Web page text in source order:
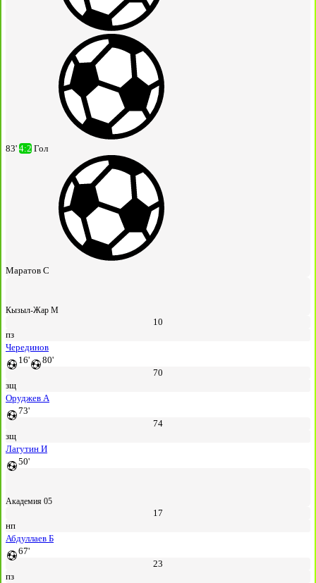
83' 4:2 Гол
Маратов С
Кызыл-Жар М
10
пз
Черединов
16'
80'
70
зщ
Оруджев А
73'
74
зщ
Лагутин И
50'
Академия 05
17
нп
Абдуллаев Б
67'
23
пз